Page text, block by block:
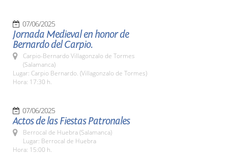
07/06/2025
Jornada Medieval en honor de
Bernardo del Carpio.
Carpio-Bernardo Villagonzalo de Tormes
(Salamanca)
Lugar: Carpio Bernardo. (Villagonzalo de Tormes)
Hora: 17:30 h.
07/06/2025
Actos de las Fiestas Patronales
Berrocal de Huebra (Salamanca)
Lugar: Berrocal de Huebra
Hora: 15:00 h.